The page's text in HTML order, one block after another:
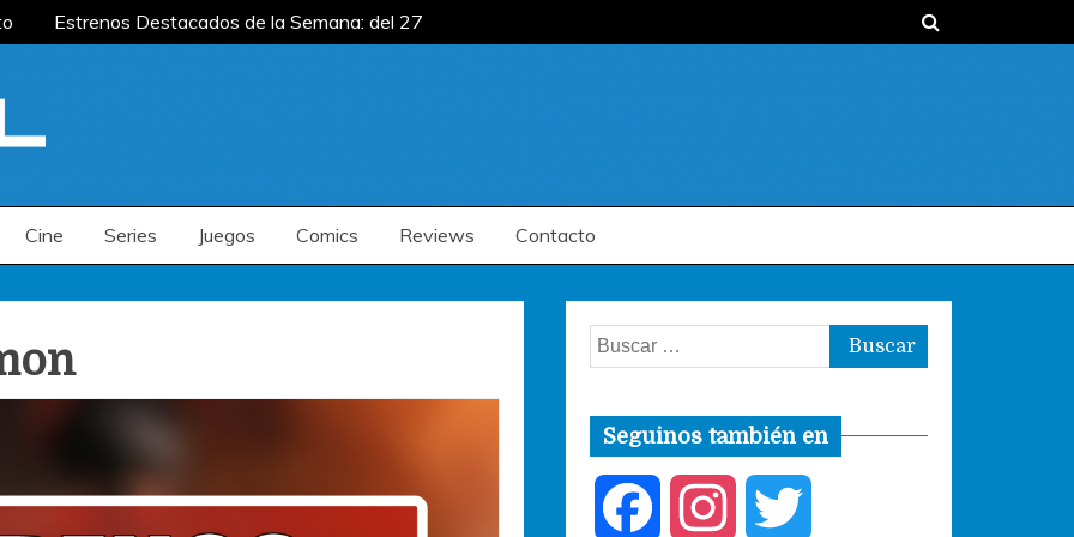
Estrenos Destacados de la Semana: del 27
Estrenos Destacados de la Semana: del 27
Cine Series Juegos Comics Reviews Contacto
Buscar:
Seguinos también en